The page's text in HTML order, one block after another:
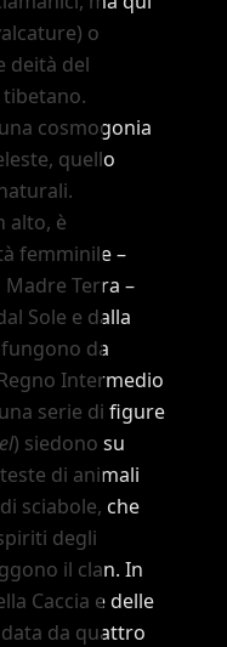
o
deità del
cosmogonia
quello
alto, è
femminile–
Madre Terra –
Sole e dalla
da
Intermedio
serie di figure
) siedono su
di animali
sciabole, che
degli
il clan. In
Caccia e delle
da quattro